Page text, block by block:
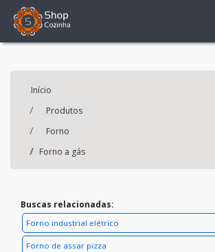
Início
Produtos
Forno
Forno a gás
Buscas relacionadas:
Forno industrial elétrico
Forno de assar pizza